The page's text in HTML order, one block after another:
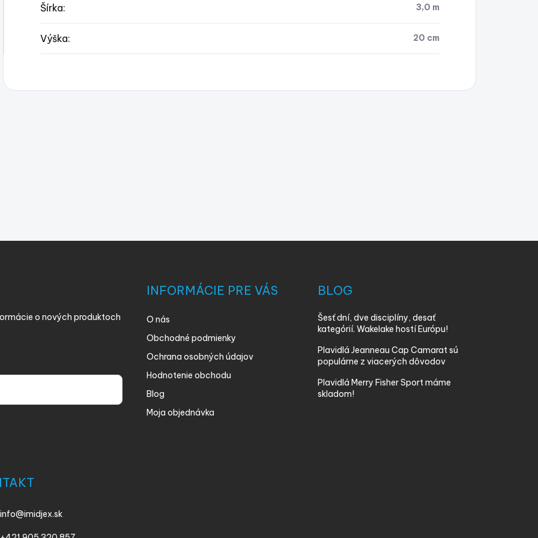
Šírka: 3,0 m
Výška: 20 cm
o nových produktoch
INFORMÁCIE PRE VÁS
O nás
Obchodné podmienky
Ochrana osobných údajov
Hodnotenie obchodu
Blog
Moja objednávka
BLOG
Šesť dní, dve disciplíny, desať
kategórií. Wakelake hostí Európu!
Plavidlá Jeanneau Cap Camarat sú
populárne z viacerých dôvodov
Plavidlá Merry Fisher Sport máme
skladom!
info@imidjex.sk